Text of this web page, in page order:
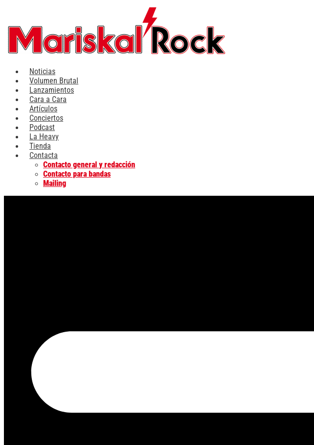
contenido
Noticias
Volumen Brutal
Lanzamientos
Cara a Cara
Artículos
Conciertos
Podcast
La Heavy
Tienda
Contacta
Contacto general y redacción
Contacto para bandas
Mailing